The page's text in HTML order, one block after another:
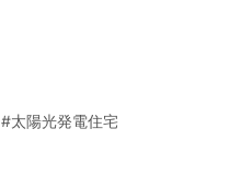
#太陽光発電住宅